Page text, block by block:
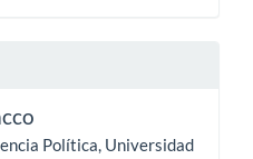
Política, Universidad